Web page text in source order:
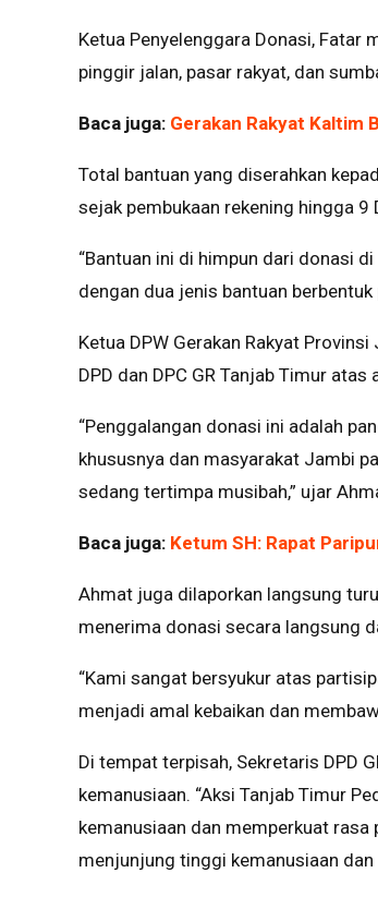
Ketua Penyelenggara Donasi, Fatar
pinggir jalan, pasar rakyat, dan
Baca juga: Gerakan Rakyat Kaltim
Total bantuan yang diserahkan
sejak pembukaan rekening hingga
“Bantuan ini di himpun dari donasi
dengan dua jenis bantuan
Ketua DPW Gerakan Rakyat
DPD dan DPC GR Tanjab Timur
“Penggalangan donasi ini adalah
khususnya dan masyarakat Jambi
sedang tertimpa musibah,” ujar
Baca juga: Ketum SH: Rapat
Ahmat juga dilaporkan langsung
menerima donasi secara langsung
“Kami sangat bersyukur atas
menjadi amal kebaikan dan
Di tempat terpisah, Sekretaris DPD
kemanusiaan. “Aksi Tanjab Timur
kemanusiaan dan memperkuat
menjunjung tinggi kemanusiaan dan